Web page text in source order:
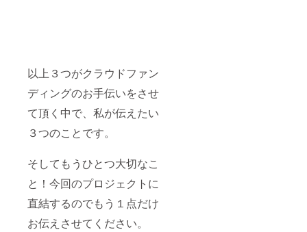
以上３つがクラウドファン
ディングのお手伝いをさせ
て頂く中で、私が伝えたい
３つのことです。
そしてもうひとつ大切なこ
と！今回のプロジェクトに
直結するのでもう１点だけ
お伝えさせてください。